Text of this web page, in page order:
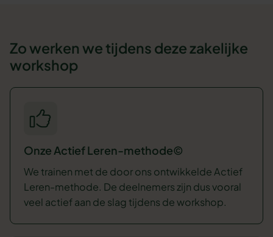
Zo werken we tijdens deze zakelijke
workshop
Onze Actief Leren-methode©
We trainen met de door ons ontwikkelde Actief
Leren-methode. De deelnemers zijn dus vooral
veel actief aan de slag tijdens de workshop.